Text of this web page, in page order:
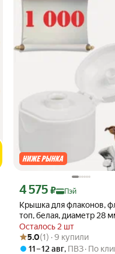
Крышка для флаконов,
топ, белая, диаметр 28
1000 штук
Осталось 2 шт
Цена с картой Яндекс Пэй
4 575 ₽ Пэй
Рейтинг товара: 5.0 из 5
Оценок: (1) · 9 купили
5.0(1) · 9 купили
11 – 12 авг, ПВЗ По